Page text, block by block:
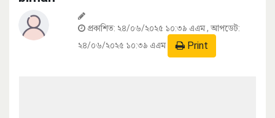
প্রকাশিত: ২৪/০৬/২০২৫ ১০:৩৯ এএম, আপডেট:
২৪/০৬/২০২৫ ১০:৩৯ এএম
Print